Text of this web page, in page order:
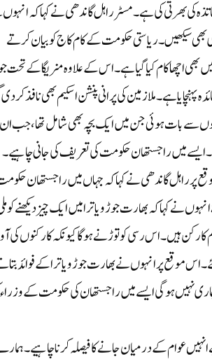
انگریزی زبان کو فروغ دینے کے لیے 10,000 انگریزی اساتذہ کی بھرتی کی ہے۔مسٹر راہل گاندھی نے کہا کہ
بھی سیکھیں۔ ریاستی حکومت کے کام کاج کو بیان کرتے
بھی اچھا کام کیا گیا ہے۔ اس کے علاوہ منریگا کے تحت
ہے۔ ملازمین کی پرانی پنشن اسکیم بھی نافذ کر دی
سے بات ہوئی جن میں ایک بچہ بھی شامل تھا، جب ان
ایسے میں راجستھان حکومت کی تعریف کی جانی چاہیے۔
پر راہل گاندھی نے کہا کہ جہاں میں راجستھان
نے کہا کہ بھارت جوڑو یاترا میں ایک چیز دیکھنے کو
ہیں۔ اس رسی کو توڑنے ہوگا کیونکہ کارکنوں کی
اس موقع پر انہوں نے بھارت جوڑو یاترا کے فوائد
نہیں ہوگی ایسے میں راجستھان کی حکومت کے
میں وزیر موجود ہیں، اس لیے انہیں عوام کے درمیان جانے کا فیصلہ کرنا چاہیے۔